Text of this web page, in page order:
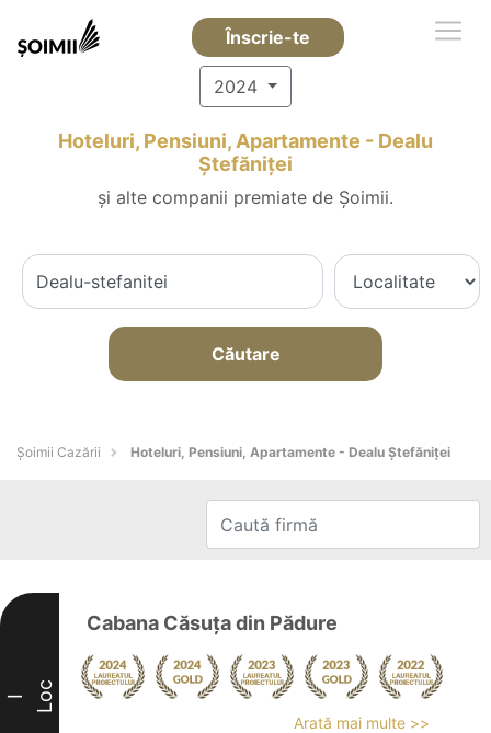
Înscrie-te
2024
Hoteluri, Pensiuni, Apartamente - Dealu
Ştefăniţei
și alte companii premiate de Șoimii.
Căutare
Șoimii Cazării Hoteluri, Pensiuni, Apartamente - Dealu Ştefăniţei
I Loc
Cabana Căsuța din Pădure
Arată mai multe >>